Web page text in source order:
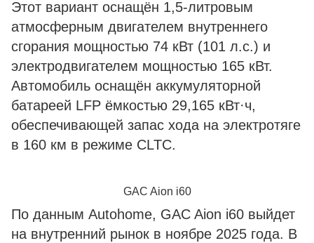
Этот вариант оснащён 1,5-литровым
атмосферным двигателем внутреннего
сгорания мощностью 74 кВт (101 л.с.) и
электродвигателем мощностью 165 кВт.
Автомобиль оснащён аккумуляторной
батареей LFP ёмкостью 29,165 кВт·ч,
обеспечивающей запас хода на электротяге
в 160 км в режиме CLTC.
GAC Aion i60
По данным Autohome, GAC Aion i60 выйдет
на внутренний рынок в ноябре 2025 года. В